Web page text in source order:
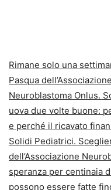
Rimane solo una
Pasqua
Neuroblastoma Onlus.
uova due volte buone:
e perché il ricavato
Solidi Pediatrici.
dell’Associazione
speranza per centinaia
possono essere fatte